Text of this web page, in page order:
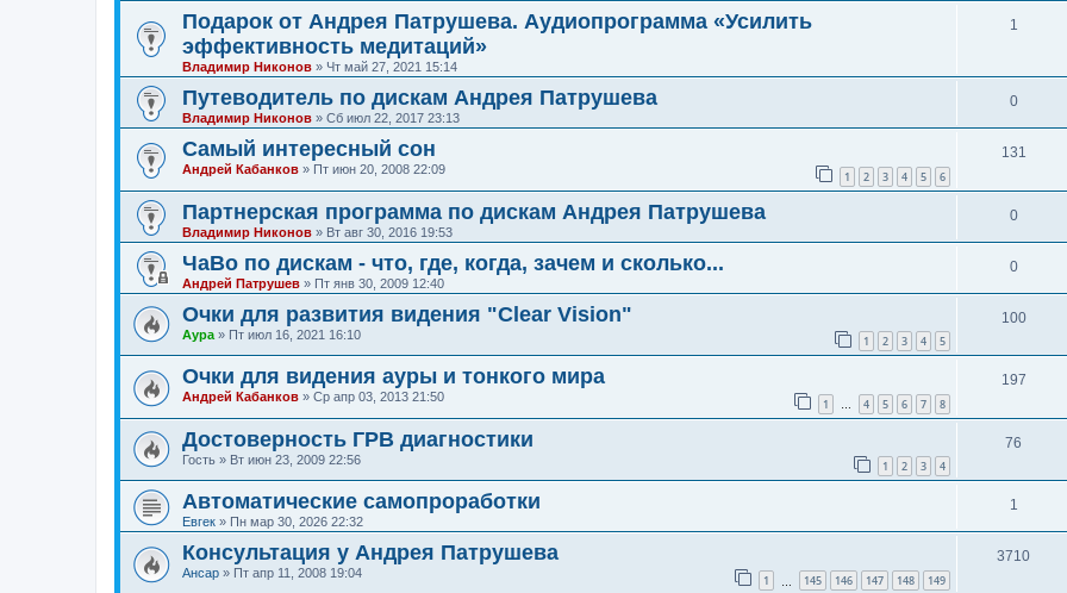
Подарок от Андрея Патрушева. Аудиопрограмма «Усилить
эффективность медитаций»
Владимир Никонов » Чт май 27, 2021 15:14
1
Путеводитель по дискам Андрея Патрушева
Владимир Никонов » Сб июл 22, 2017 23:13
0
Самый интересный сон
Андрей Кабанков » Пт июн 20, 2008 22:09 1 2 3 4 5 6
131
Партнерская программа по дискам Андрея Патрушева
Владимир Никонов » Вт авг 30, 2016 19:53
0
ЧаВо по дискам - что, где, когда, зачем и сколько...
Андрей Патрушев » Пт янв 30, 2009 12:40
0
Очки для развития видения "Clear Vision"
Аура » Пт июл 16, 2021 16:10 1 2 3 4 5
100
Очки для видения ауры и тонкого мира
Андрей Кабанков » Ср апр 03, 2013 21:50 1 … 4 5 6 7 8
197
Достоверность ГРВ диагностики
Гость » Вт июн 23, 2009 22:56 1 2 3 4
76
Автоматические самопроработки
Евгек » Пн мар 30, 2026 22:32
1
Консультация у Андрея Патрушева
Ансар » Пт апр 11, 2008 19:04 1 145 146 147 148 149
3710